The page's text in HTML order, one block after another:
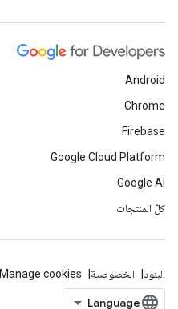
Android
Chrome
Firebase
Google Cloud Platform
Google AI
كلّ المنتجات
البنود الخصوصية Manage cookies